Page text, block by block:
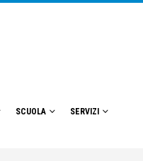
SCUOLA SERVIZI